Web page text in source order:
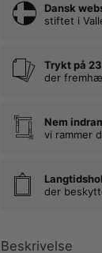
Dansk
stiftet i
Trykt på
der
Nem
vi rammer
der
Beskrivelse